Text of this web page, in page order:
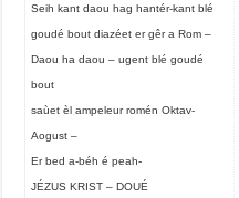
Seih kant daou hag hantér-kant blé
goudé bout diazéet er gêr a Rom –
Daou ha daou – ugent blé goudé
bout
saùet èl ampeleur romén Oktav-
Aogust –
Er bed a-béh é peah-
JÉZUS KRIST – DOUÉ